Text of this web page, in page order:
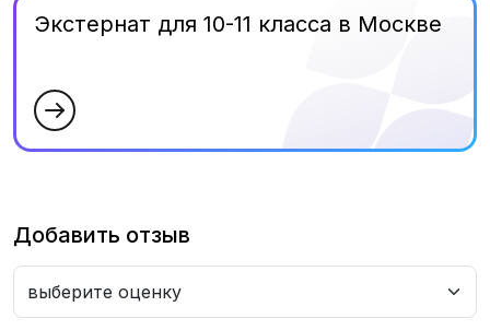
Экстернат для 10-11 класса в Москве
Добавить отзыв